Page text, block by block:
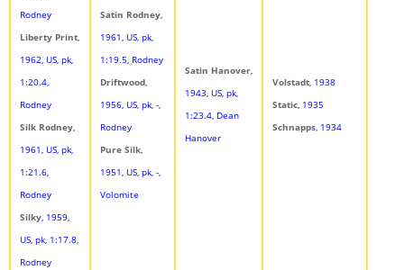
Rodney
Liberty Print,
1962, US, pk,
1:20.4,
Rodney
Silk Rodney,
1961, US, pk,
1:21.6,
Rodney
Silky, 1959,
US, pk, 1:17.8,
Rodney
Satin Rodney,
1961, US, pk,
1:19.5, Rodney
Driftwood,
1956, US, pk, -,
Rodney
Pure Silk,
1951, US, pk, -,
Volomite
Satin Hanover,
1943, US, pk,
1:23.4, Dean
Hanover
Volstadt, 1938
Static, 1935
Schnapps, 1934